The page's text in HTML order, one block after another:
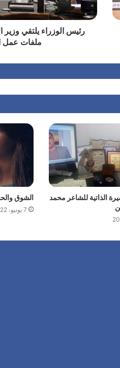
رئيس الوزراء يلتقي وزير
ملفات عمل
الذاتية للشاعر محمد
الشوق
7 يونيو، 2022